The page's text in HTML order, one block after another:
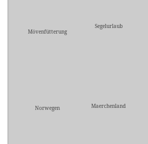
Mövenfütterung
Segelurlaub
Norwegen
Maerchenland